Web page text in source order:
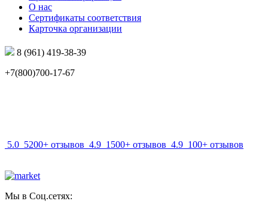
О нас
Сертификаты соответствия
Карточка организации
8 (961) 419-38-39
+7(800)700-17-67
5.0 5200+ отзывов 4.9 1500+ отзывов 4.9 100+ отзывов
Мы в Соц.сетях: